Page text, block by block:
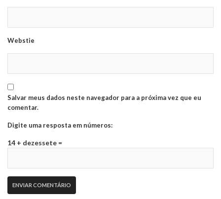
Webstie
Salvar meus dados neste navegador para a próxima vez que eu
comentar.
Digite uma resposta em números:
14 + dezessete =